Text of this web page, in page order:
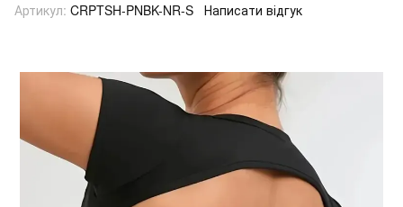
Артикул: CRPTSH-PNBK-NR-S Написати відгук